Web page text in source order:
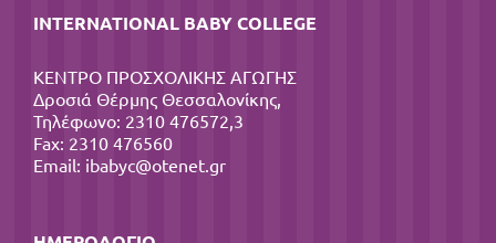
INTERNATIONAL BABY COLLEGE
ΚΕΝΤΡΟ ΠΡΟΣΧΟΛΙΚΗΣ ΑΓΩΓΗΣ
Δροσιά Θέρμης Θεσσαλονίκης,
Τηλέφωνο: 2310 476572,3
Fax: 2310 476560
Email: ibabyc@otenet.gr